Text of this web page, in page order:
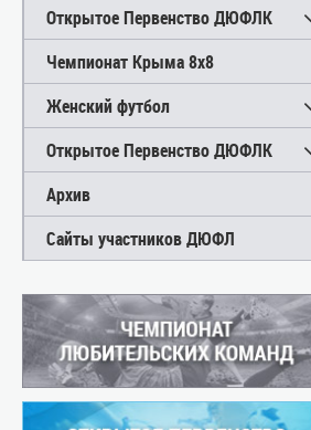
Открытое Первенство ДЮФЛК
Чемпионат Крыма 8х8
Женский футбол
Открытое Первенство ДЮФЛК
Архив
Сайты участников ДЮФЛ